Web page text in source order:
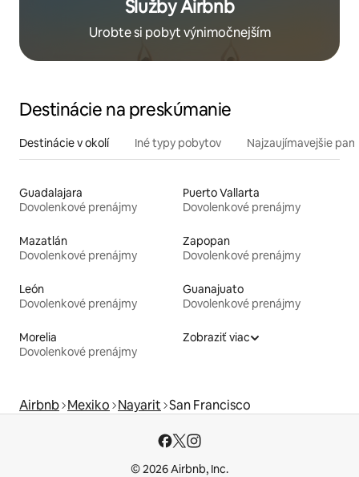
Služby Airbnb
Urobte si pobyt výnimočnejším
Destinácie na preskúmanie
Destinácie v okolí Iné typy pobytov Najzaujímavejšie
Guadalajara
Dovolenkové prenájmy
Puerto Vallarta
Dovolenkové prenájmy
Mazatlán
Dovolenkové prenájmy
Zapopan
Dovolenkové prenájmy
León
Dovolenkové prenájmy
Guanajuato
Dovolenkové prenájmy
Morelia
Dovolenkové prenájmy
Zobraziť viac
Airbnb Mexiko Nayarit San Francisco
© 2026 Airbnb, Inc.